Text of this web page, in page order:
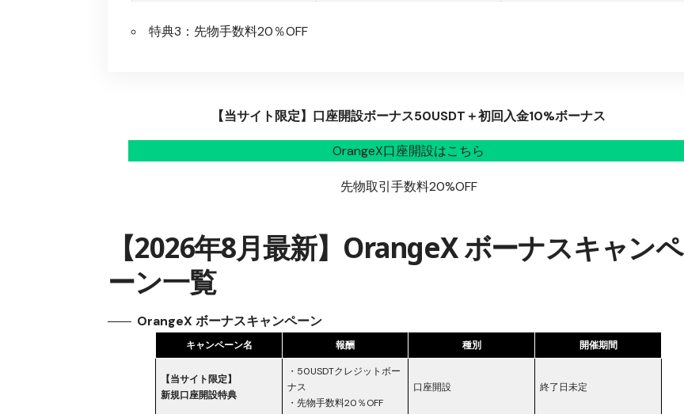
特典3：先物手数料20％OFF
【当サイト限定】口座開設ボーナス50USDT＋初回入金10%ボーナス
OrangeX口座開設はこちら
先物取引手数料20%OFF
【2026年8月最新】OrangeX ボーナスキャンペ
ーン一覧
OrangeX ボーナスキャンペーン
キャンペーン名 報酬 種別 開催期間
【当サイト限定】
新規口座開設特典
・50USDTクレジットボー
ナス
・先物手数料20％OFF
口座開設 終了日未定